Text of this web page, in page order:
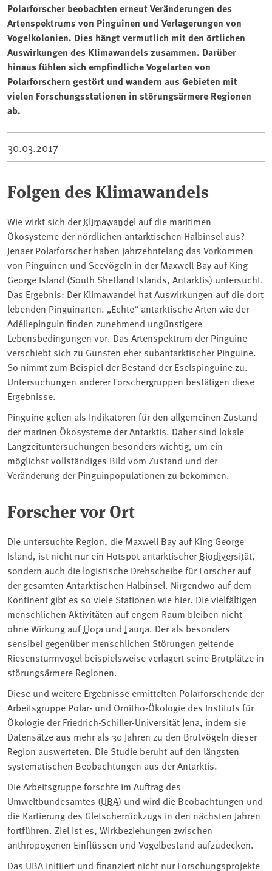
Polarforscher beobachten erneut Veränderungen des
Artenspektrums von Pinguinen und Verlagerungen von
Vogelkolonien. Dies hängt vermutlich mit den örtlichen
Auswirkungen des Klimawandels zusammen. Darüber
hinaus fühlen sich empfindliche Vogelarten von
Polarforschern gestört und wandern aus Gebieten mit
vielen Forschungsstationen in störungsärmere Regionen
ab.
30.03.2017
Folgen des Klimawandels
Wie wirkt sich derKlimawandel auf die maritimen
Ökosysteme der nördlichen antarktischen Halbinsel aus?
Jenaer Polarforscher haben jahrzehntelang das Vorkommen
von Pinguinen und Seevögeln in der Maxwell Bay auf King
George Island (South Shetland Islands, Antarktis) untersucht.
Das Ergebnis: Der Klimawandel hat Auswirkungen auf die dort
lebenden Pinguinarten. „Echte“ antarktische Arten wie der
Adéliepinguin finden zunehmend ungünstigere
Lebensbedingungen vor. Das Artenspektrum der Pinguine
verschiebt sich zu Gunsten eher subantarktischer Pinguine.
So nimmt zum Beispiel der Bestand der Eselspinguine zu.
Untersuchungen anderer Forschergruppen bestätigen diese
Ergebnisse.
Pinguine gelten als Indikatoren für den allgemeinen Zustand
der marinen Ökosysteme der Antarktis. Daher sind lokale
Langzeituntersuchungen besonders wichtig, um ein
möglichst vollständiges Bild vom Zustand und der
Veränderung der Pinguinpopulationen zu bekommen.
Forscher vor Ort
Die untersuchte Region, die Maxwell Bay auf King George
Island, ist nicht nur ein Hotspot antarktischerBiodiversität,
sondern auch die logistische Drehscheibe für Forscher auf
der gesamten Antarktischen Halbinsel. Nirgendwo auf dem
Kontinent gibt es so viele Stationen wie hier. Die vielfältigen
menschlichen Aktivitäten auf engem Raum bleiben nicht
ohne Wirkung aufFlora und Fauna. Der als besonders
sensibel gegenüber menschlichen Störungen geltende
Riesensturmvogel beispielsweise verlagert seine Brutplätze in
störungsärmere Regionen.
Diese und weitere Ergebnisse ermittelten Polarforschende der
Arbeitsgruppe Polar- und Ornitho-Ökologie des Instituts für
Ökologie der Friedrich-Schiller-Universität Jena, indem sie
Datensätze aus mehr als 30 Jahren zu den Brutvögeln dieser
Region auswerteten. Die Studie beruht auf den längsten
systematischen Beobachtungen aus der Antarktis.
Die Arbeitsgruppe forschte im Auftrag des
Umweltbundesamtes (UBA) und wird die Beobachtungen und
die Kartierung des Gletscherrückzugs in den nächsten Jahren
fortführen. Ziel ist es, Wirkbeziehungen zwischen
anthropogenen Einflüssen und Vogelbestand aufzudecken.
Das UBA initiiert und finanziert nicht nur Forschungsprojekte